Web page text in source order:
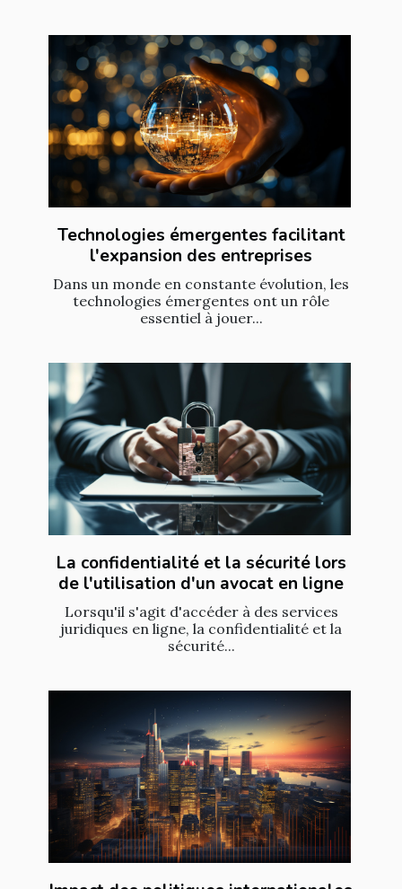
Technologies émergentes facilitant
l'expansion des entreprises
Dans un monde en constante évolution, les
technologies émergentes ont un rôle
essentiel à jouer...
La confidentialité et la sécurité lors
de l'utilisation d'un avocat en ligne
Lorsqu'il s'agit d'accéder à des services
juridiques en ligne, la confidentialité et la
sécurité...